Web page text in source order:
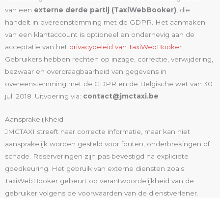
van een externe derde partij (TaxiWebBooker), die
handelt in overeenstemming met de GDPR. Het aanmaken
van een klantaccount is optioneel en onderhevig aan de
acceptatie van het privacybeleid van TaxiWebBooker.
Gebruikers hebben rechten op inzage, correctie, verwijdering,
bezwaar en overdraagbaarheid van gegevens in
overeenstemming met de GDPR en de Belgische wet van 30
juli 2018. Uitvoering via: contact@jmctaxi.be
Aansprakelijkheid
JMCTAXI streeft naar correcte informatie, maar kan niet
aansprakelijk worden gesteld voor fouten, onderbrekingen of
schade. Reserveringen zijn pas bevestigd na expliciete
goedkeuring. Het gebruik van externe diensten zoals
TaxiWebBooker gebeurt op verantwoordelijkheid van de
gebruiker volgens de voorwaarden van de dienstverlener.